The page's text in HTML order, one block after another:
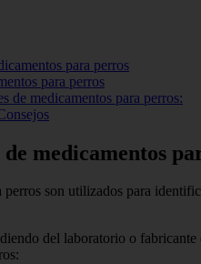
para perros
para perros
de medicamentos para perros:
medicamentos
son utilizados para
del laboratorio o